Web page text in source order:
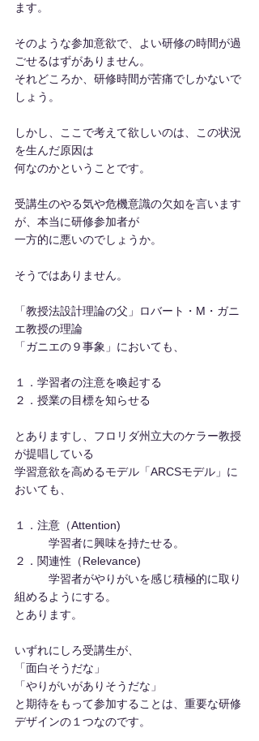
ます。
そのような参加意欲で、よい研修の時間が過
ごせるはずがありません。
それどころか、研修時間が苦痛でしかないで
しょう。
しかし、ここで考えて欲しいのは、この状況
を生んだ原因は
何なのかということです。
受講生のやる気や危機意識の欠如を言います
が、本当に研修参加者が
一方的に悪いのでしょうか。
そうではありません。
「教授法設計理論の父」ロバート・M・ガニ
エ教授の理論
「ガニエの９事象」においても、
１．学習者の注意を喚起する
２．授業の目標を知らせる
とありますし、フロリダ州立大のケラー教授
が提唱している
学習意欲を高めるモデル「ARCSモデル」に
おいても、
１．注意（Attention)
学習者に興味を持たせる。
２．関連性（Relevance)
学習者がやりがいを感じ積極的に取り
組めるようにする。
とあります。
いずれにしろ受講生が、
「面白そうだな」
「やりがいがありそうだな」
と期待をもって参加することは、重要な研修
デザインの１つなのです。